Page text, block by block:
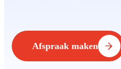
Afspraak maken